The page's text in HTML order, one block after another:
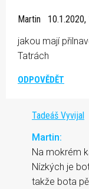
Martin
10.1.2020,
jakou mají
Tatrách
ODPOVĚDĚT
Tadeáš Vyvijal
Martin:
Na mokrém
Nízkých je
takže bota